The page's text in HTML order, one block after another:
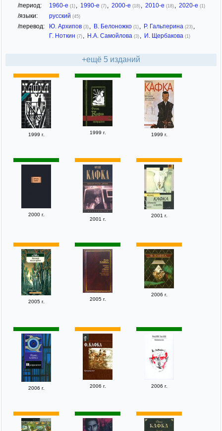
/период: 1960-е (1) 1990-е (7) 2000-е (18) 2010-е (18) 2020-е (1)
/языки: русский (45)
/перевод: Ю. Архипов (3) В. Белоножко (1) Р. Гальперина (23)
Г. Ноткин (7) Н.А. Самойлова (3) И. Щербакова (1)
+ещё 5 изданий
1999 г. 1999 г. 1999 г.
2000 г.
2001 г.
2001 г.
2005 г. 2005 г.
2006 г.
2006 г. 2006 г. 2006 г.